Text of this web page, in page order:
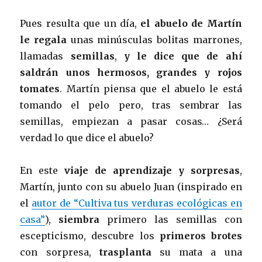
Pues resulta que un día, el abuelo de Martín
le regala unas minúsculas bolitas marrones,
llamadas semillas, y le dice que de ahí
saldrán unos hermosos, grandes y rojos
tomates. Martín piensa que el abuelo le está
tomando el pelo pero, tras sembrar las
semillas, empiezan a pasar cosas… ¿Será
verdad lo que dice el abuelo?
En esteviaje de aprendizaje y sorpresas,
Martín, junto con su abuelo Juan (inspirado en
el autor de “Cultiva tus verduras ecológicas en
casa”), siembra primero las semillas con
escepticismo, descubre los primeros brotes
con sorpresa, trasplantasu mata a una